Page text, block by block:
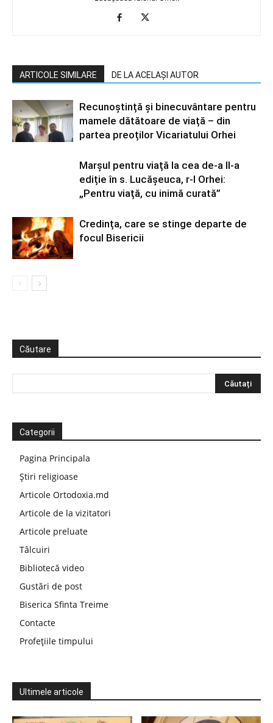
ARTICOLE SIMILARE DE LA ACELAȘI AUTOR
Recunoștință și binecuvântare pentru
mamele dătătoare de viață – din
partea preoților Vicariatului Orhei
Marșul pentru viață la cea de-a II-a
ediție în s. Lucășeuca, r-l Orhei:
„Pentru viață, cu inimă curată”
Credința, care se stinge departe de
focul Bisericii
Căutare
Categorii
Pagina Principala
Știri religioase
Articole Ortodoxia.md
Articole de la vizitatori
Articole preluate
Tâlcuiri
Bibliotecă video
Gustări de post
Biserica Sfinta Treime
Contacte
Profețiile timpului
Ultimele articole